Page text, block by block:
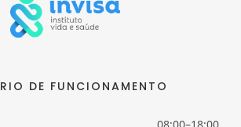
DE FUNCIONAMENTO